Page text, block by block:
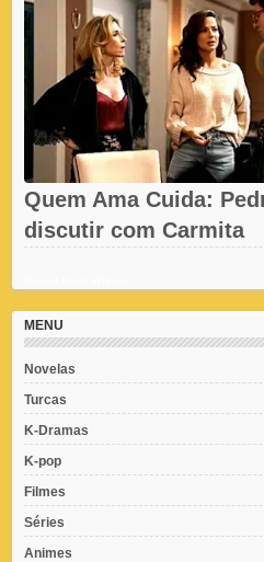
Quem Ama Cuida:
discutir com Carmita
MENU
Novelas
Turcas
K-Dramas
K-pop
Filmes
Séries
Animes